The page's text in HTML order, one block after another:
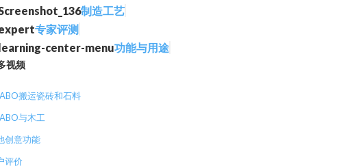
制造工艺
专家评测
功能与用途
视频
搬运瓷砖和石料
与木工
创意功能
评价